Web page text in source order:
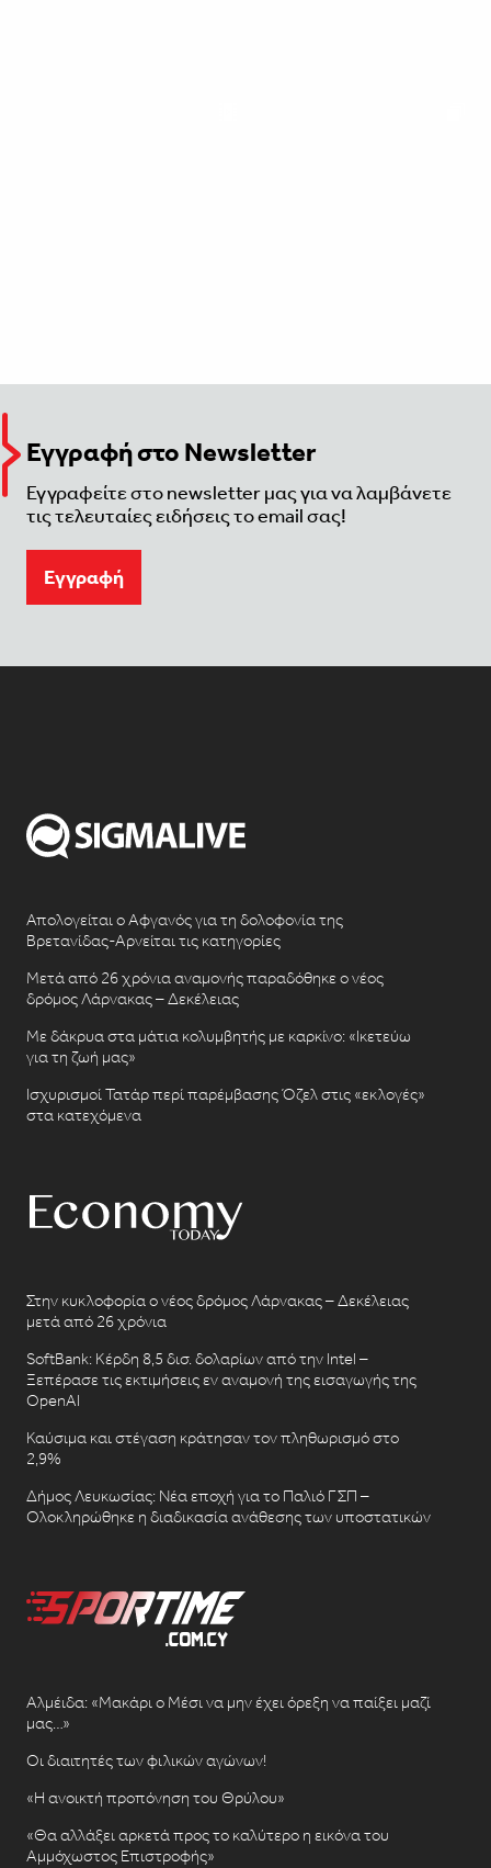
Εγγραφή στο Newsletter
Εγγραφείτε στο newsletter μας για να λαμβάνετε
τις τελευταίες ειδήσεις το email σας!
Eγγραφή
Απολογείται ο Αφγανός για τη δολοφονία της
Βρετανίδας-Αρνείται τις κατηγορίες
Μετά από 26 χρόνια αναμονής παραδόθηκε ο νέος
δρόμος Λάρνακας – Δεκέλειας
Με δάκρυα στα μάτια κολυμβητής με καρκίνο: «Ικετεύω
για τη ζωή μας»
Ισχυρισμοί Τατάρ περί παρέμβασης Όζελ στις «εκλογές»
στα κατεχόμενα
Στην κυκλοφορία ο νέος δρόμος Λάρνακας – Δεκέλειας
μετά από 26 χρόνια
SoftBank: Κέρδη 8,5 δισ. δολαρίων από την Intel –
Ξεπέρασε τις εκτιμήσεις εν αναμονή της εισαγωγής της
OpenAI
Καύσιμα και στέγαση κράτησαν τον πληθωρισμό στο
2,9%
Δήμος Λευκωσίας: Νέα εποχή για το Παλιό ΓΣΠ –
Ολοκληρώθηκε η διαδικασία ανάθεσης των υποστατικών
Αλμέιδα: «Μακάρι ο Μέσι να μην έχει όρεξη να παίξει μαζί
μας…»
Οι διαιτητές των φιλικών αγώνων!
«Η ανοικτή προπόνηση του Θρύλου»
«Θα αλλάξει αρκετά προς το καλύτερο η εικόνα του
Αμμόχωστος Επιστροφής»